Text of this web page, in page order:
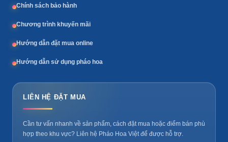
Chính sách bảo hành
Chương trình khuyến mãi
Hướng dẫn đặt mua online
Hướng dẫn sử dụng pháo hoa
LIÊN HỆ ĐẶT MUA
Cần tư vấn nhanh về sản phẩm, cách đặt mua hoặc điểm bán phù
hợp theo khu vực? Liên hệ Pháo Hoa Việt để được hỗ trợ.